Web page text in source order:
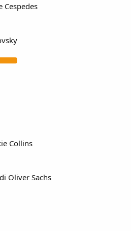
Cespedes
Collins
Oliver Sachs